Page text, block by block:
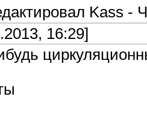
Kass -
16:29]